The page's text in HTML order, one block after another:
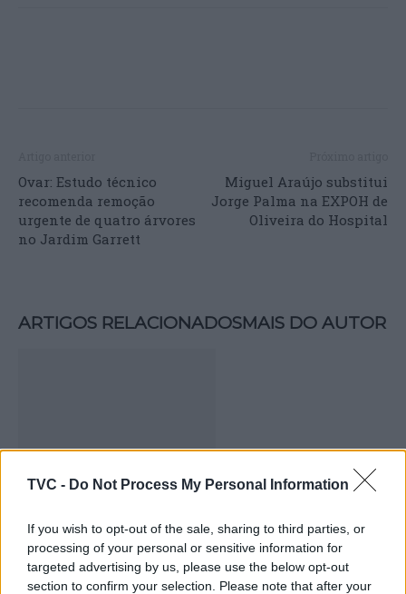
TVC - Do Not Process My Personal Information
If you wish to opt-out of the sale, sharing to third parties, or
processing of your personal or sensitive information for
targeted advertising by us, please use the below opt-out
section to confirm your selection. Please note that after your
Ovar: Estudo técnico
recomenda remoção
urgente de quatro árvores
no Jardim Garrett
Miguel Araújo substitui
Jorge Palma na EXPOH de
Oliveira do Hospital
ARTIGOS RELACIONADOSMAIS DO AUTOR
Deputados do PSD saúdam Banda
Sinfónica da ARMAB pelo 1º lugar no
certame internacional de Valência